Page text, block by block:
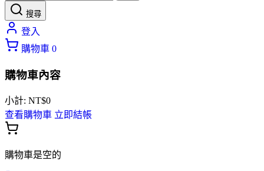
搜尋
登入
購物車 0
購物車內容
小計: NT$0
查看購物車 立即結帳
購物車是空的